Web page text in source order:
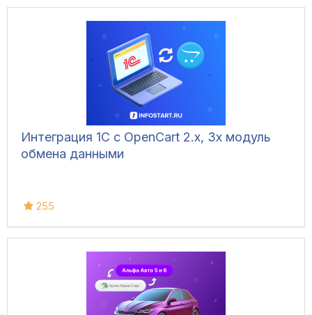
Интеграция 1С с OpenCart 2.x, 3x модуль
обмена данными
255